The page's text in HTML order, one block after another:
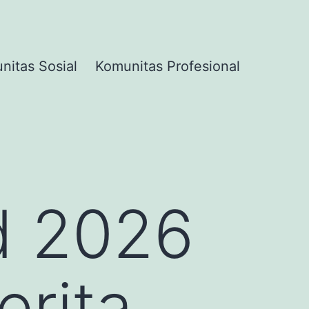
Sosial Komunitas Profesional
2026